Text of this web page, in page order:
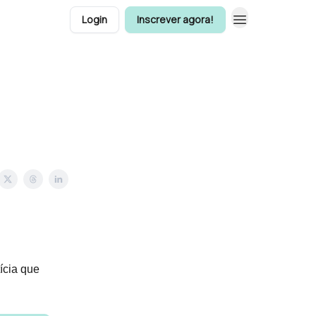
Login Inscrever agora!
que